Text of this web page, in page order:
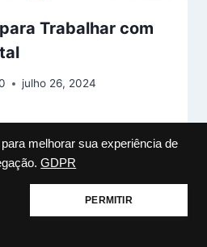
melhorar sua experiência de
GDPR
PERMITIR
Trabalhar com
julho 26, 2024